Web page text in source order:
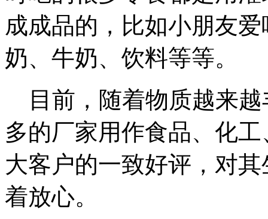
成成品的，比如小朋友
奶、牛奶、饮料等等。
目前，随着物质越来越
多的厂家用作食品、化
大客户的一致好评，对
着放心。